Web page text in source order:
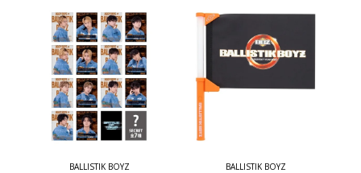
BALLISTIK BOYZ BALLISTIK BOYZ